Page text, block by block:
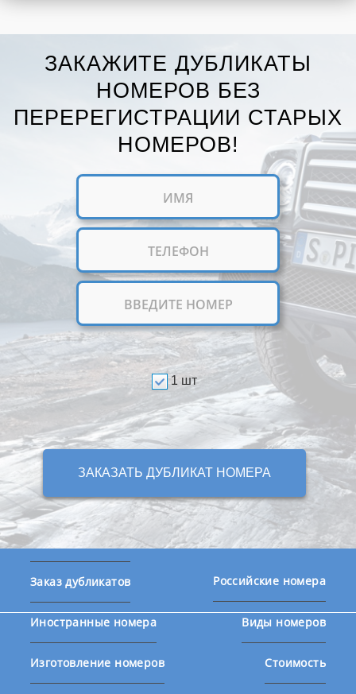
ЗАКАЖИТЕ ДУБЛИКАТЫ
НОМЕРОВ БЕЗ
ПЕРЕРЕГИСТРАЦИИ СТАРЫХ
НОМЕРОВ!
1 шт
ЗАКАЗАТЬ ДУБЛИКАТ НОМЕРА
Заказ дубликатов Российские номера
Иностранные номера Виды номеров
Изготовление номеров Стоимость